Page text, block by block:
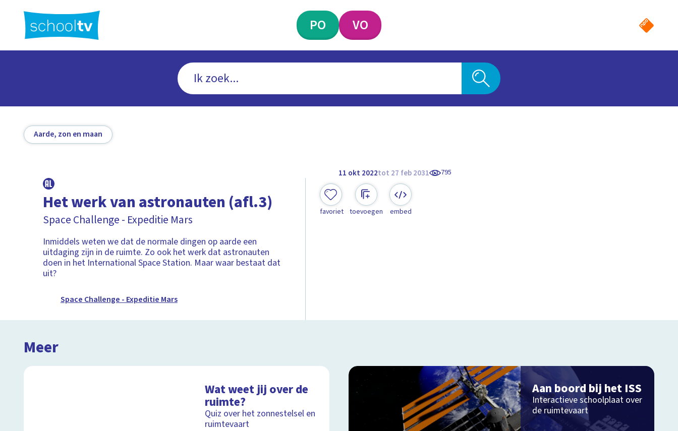
hoofdinhoud
PO VO
Aarde, zon en maan
11 okt 2022tot 27 feb 2031 795
Het werk van astronauten (afl.3)
Space Challenge - Expeditie Mars
Inmiddels weten we dat de normale dingen op aarde een
uitdaging zijn in de ruimte. Zo ook het werk dat astronauten
doen in het International Space Station. Maar waar bestaat dat
uit?
Space Challenge - Expeditie Mars
favoriet toevoegen embed
Meer
Wat weet jij over de
ruimte?
Quiz over het zonnestelsel en
ruimtevaart
Aan boord bij het ISS
Interactieve schoolplaat over
de ruimtevaart